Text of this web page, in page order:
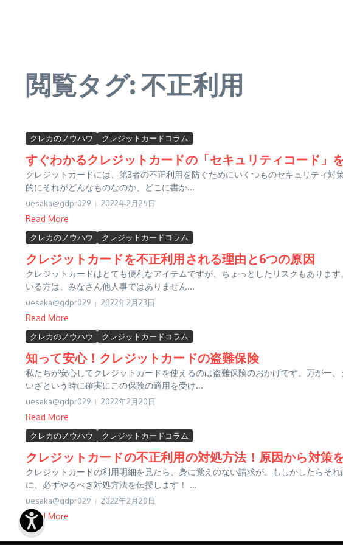
閲覧タグ: 不正利用
クレカのノウハウ クレジットカードコラム
すぐわかるクレジットカードの「セキュリティコード」
クレジットカードには、第3者の不正利用を防ぐためにいくつものセキュリティ
的にそれがどんなものなのか、どこに書か...
uesaka@gdpr029 2022年2月25日
Read More
クレカのノウハウ クレジットカードコラム
クレジットカードを不正利用される理由と6つの原因
クレジットカードはとても便利なアイテムですが、ちょっとしたリスクもありま
いる方は、みなさん他人事ではありません...
uesaka@gdpr029 2022年2月23日
Read More
クレカのノウハウ クレジットカードコラム
知って安心！クレジットカードの盗難保険
私たちが安心してクレジットカードを使えるのは盗難保険のおかげです。万が一
いざという時に確実にこの保険の適用を受け...
uesaka@gdpr029 2022年2月20日
Read More
クレカのノウハウ クレジットカードコラム
クレジットカードの不正利用の対処方法！原因から対策
クレジットカードの利用明細を見たら、身に覚えのない請求が。もしかしたらそ
に、必ずやるべき対処方法を伝授します！ ...
uesaka@gdpr029 2022年2月20日
Read More